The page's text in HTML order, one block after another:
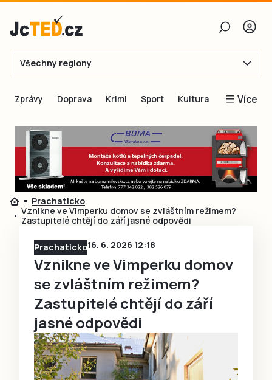
E-mail
Obnovit heslo
Přihlásit se
Přihlásit se přes Facebook
Ještě nemám účet, chci se
Všechny regiony
Zprávy Doprava Krimi Sport Kultura Více
Blogy
Inspirace
Čtenáři píší
Speciální přílohy
Prachaticko
Vznikne ve Vimperku domov se zvláštním režimem?
Zastupitelé chtějí do září jasné odpovědi
Prachaticko16. 6. 2026 12:18
Vznikne ve Vimperku domov
se zvláštním režimem?
Zastupitelé chtějí do září
jasné odpovědi